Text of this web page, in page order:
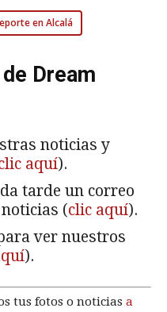
en Alcalá
Dream
noticias y
aquí).
tarde un correo
(clic aquí).
ver nuestros
).
tus fotos o noticias a